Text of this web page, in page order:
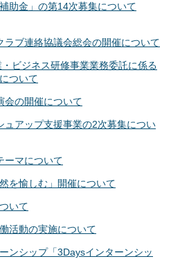
助金」の第14次募集について
ブ連絡協議会総会の開催について
ビジネス研修事業業務委託に係る
ついて
会の開催について
ュアップ支援事業の2次募集につい
ーマについて
を愉しむ」開催について
いて
活動の実施について
ンシップ「3Daysインターンシッ